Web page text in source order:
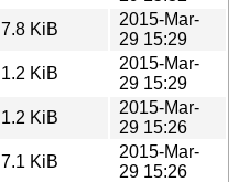
7.8 KiB
2015-Mar-
29 15:29
1.2 KiB
2015-Mar-
29 15:29
1.2 KiB
2015-Mar-
29 15:26
7.1 KiB
2015-Mar-
29 15:26